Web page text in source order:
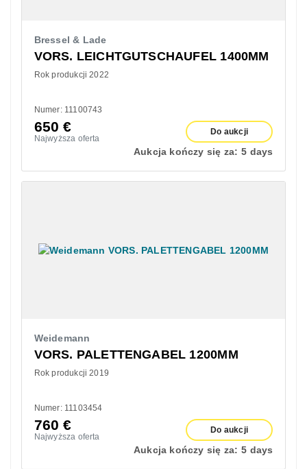
Bressel & Lade
VORS. LEICHTGUTSCHAUFEL 1400MM
Rok produkcji 2022
Numer: 11100743
650€
Najwyższa oferta
Do aukcji
Aukcja kończy się za: 5 days
Weidemann
VORS. PALETTENGABEL 1200MM
Rok produkcji 2019
Numer: 11103454
760€
Najwyższa oferta
Do aukcji
Aukcja kończy się za: 5 days